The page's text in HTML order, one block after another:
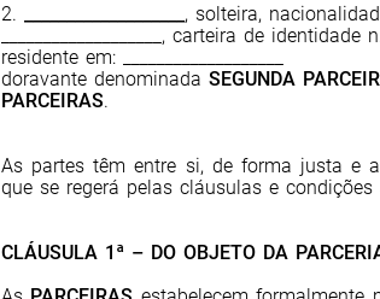
2.
, solteira,
___________________, carteira de identidade
residente em: ___________________
doravante denominada SEGUNDA
PARCEIRAS.
As partes têm entre si, de forma justa e
que se regerá pelas cláusulas e
CLÁUSULA 1ª – DO OBJETO DA